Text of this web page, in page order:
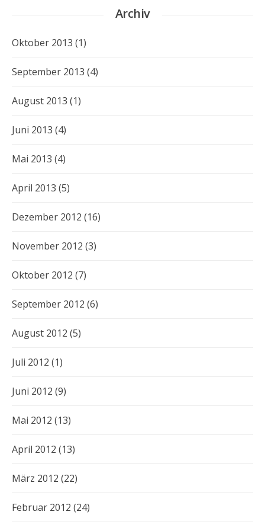
Archiv
Oktober 2013 (1)
September 2013 (4)
August 2013 (1)
Juni 2013 (4)
Mai 2013 (4)
April 2013 (5)
Dezember 2012 (16)
November 2012 (3)
Oktober 2012 (7)
September 2012 (6)
August 2012 (5)
Juli 2012 (1)
Juni 2012 (9)
Mai 2012 (13)
April 2012 (13)
März 2012 (22)
Februar 2012 (24)